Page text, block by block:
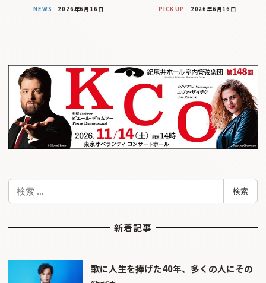
NEWS 2026年6月16日 PICK UP 2026年6月16日
検
索
検索
新着記事
歌に人生を捧げた40年、多くの人にその